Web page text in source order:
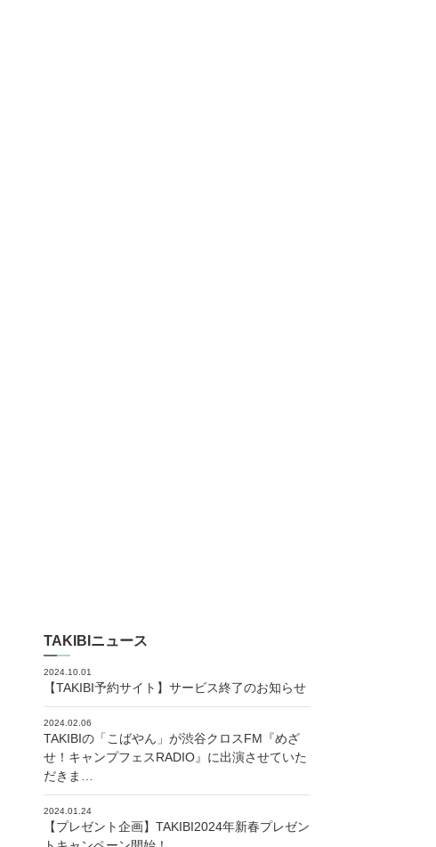
TAKIBIニュース
2024.10.01
【TAKIBI予約サイト】サービス終了のお知らせ
2024.02.06
TAKIBIの「こばやん」が渋谷クロスFM『めざ
せ！キャンプフェスRADIO』に出演させていた
だきま…
2024.01.24
【プレゼント企画】TAKIBI2024年新春プレゼン